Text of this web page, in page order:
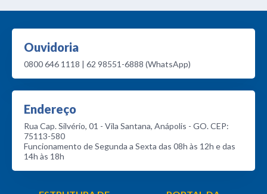
Ouvidoria
0800 646 1118 | 62 98551-6888 (WhatsApp)
Endereço
Rua Cap. Silvério, 01 - Vila Santana, Anápolis - GO. CEP:
75113-580
Funcionamento de Segunda a Sexta das 08h às 12h e das
14h às 18h